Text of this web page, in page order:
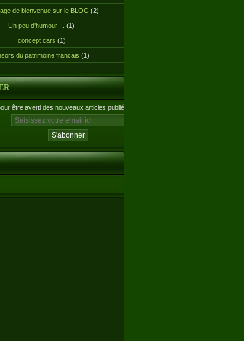
de bienvenue sur le BLOG (2)
Un peu d'humour :.. (1)
concept cars (1)
du patrimoine francais (1)
être averti des nouveaux articles publiés.